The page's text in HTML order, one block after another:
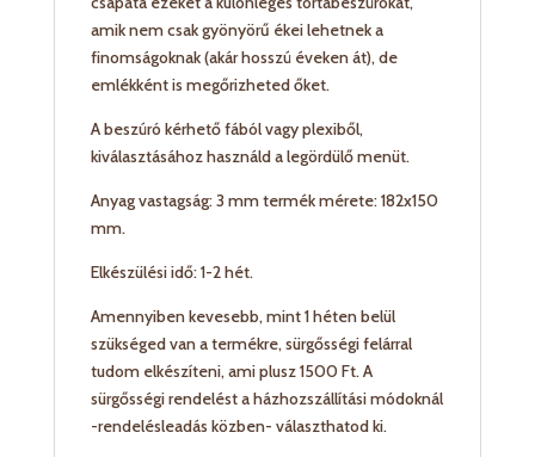
amik nem csak gyönyörű ékei lehetnek a
finomságoknak (akár hosszú éveken át), de
emlékként is megőrizheted őket.
A beszúró kérhető fából vagy plexiből,
kiválasztásához használd a legördülő menüt.
Anyag vastagság: 3 mm termék mérete: 182x150
mm.
Elkészülési idő: 1-2 hét.
Amennyiben kevesebb, mint 1 héten belül
szükséged van a termékre, sürgősségi felárral
tudom elkészíteni, ami plusz 1500 Ft. A
sürgősségi rendelést a házhozszállítási módoknál
-rendelésleadás közben- választhatod ki.